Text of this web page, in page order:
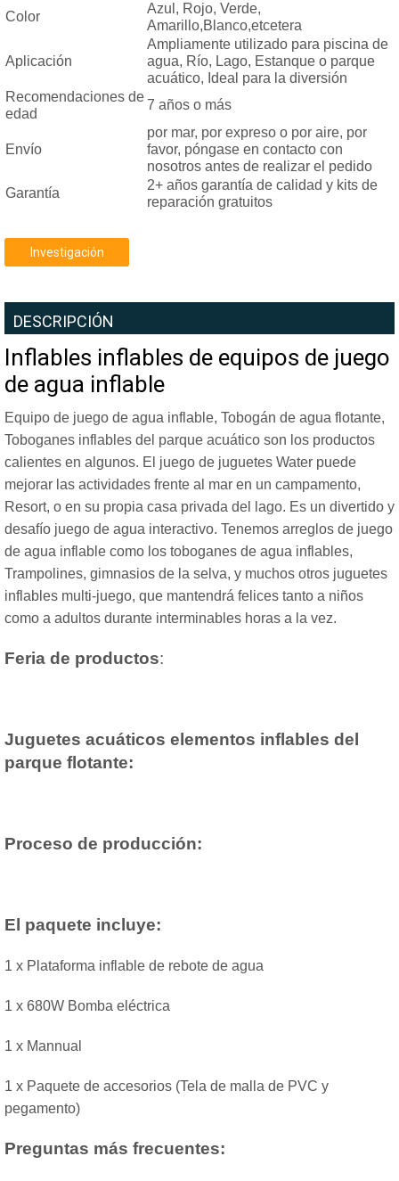
Color
Azul, Rojo, Verde,
Amarillo,Blanco,etcetera
Aplicación
Ampliamente utilizado para piscina de
agua, Río, Lago, Estanque o parque
acuático, Ideal para la diversión
Recomendaciones de
edad
7 años o más
Envío
por mar, por expreso o por aire, por
favor, póngase en contacto con
nosotros antes de realizar el pedido
Garantía
2+ años garantía de calidad y kits de
reparación gratuitos
Investigación
DESCRIPCIÓN
Inflables inflables de equipos de juego
de agua inflable
Equipo de juego de agua inflable, Tobogán de agua flotante,
Toboganes inflables del parque acuático son los productos
calientes en algunos. El juego de juguetes Water puede
mejorar las actividades frente al mar en un campamento,
Resort, o en su propia casa privada del lago. Es un divertido y
desafío juego de agua interactivo. Tenemos arreglos de juego
de agua inflable como los toboganes de agua inflables,
Trampolines, gimnasios de la selva, y muchos otros juguetes
inflables multi-juego, que mantendrá felices tanto a niños
como a adultos durante interminables horas a la vez.
Feria de productos:
Juguetes acuáticos elementos inflables del
parque flotante:
Proceso de producción:
El paquete incluye:
1 x Plataforma inflable de rebote de agua
1 x 680W Bomba eléctrica
1 x Mannual
1 x Paquete de accesorios (Tela de malla de PVC y
pegamento)
Preguntas más frecuentes: